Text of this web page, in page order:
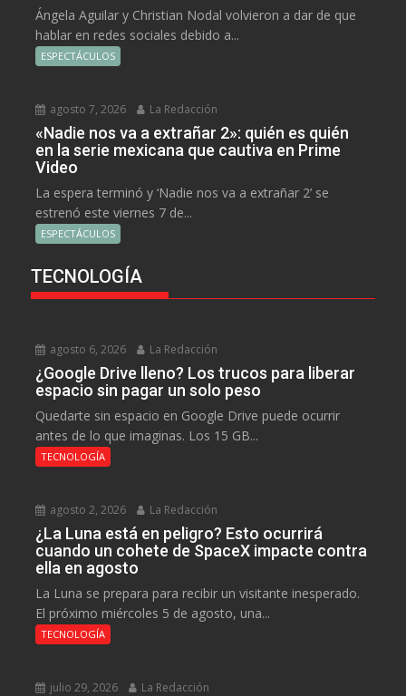
Ángela Aguilar y Christian Nodal volvieron a dar de que
hablar en redes sociales debido a...
ESPECTÁCULOS
agosto 7, 2026 La Redacción
«Nadie nos va a extrañar 2»: quién es quién
en la serie mexicana que cautiva en Prime
Video
La espera terminó y ‘Nadie nos va a extrañar 2’ se
estrenó este viernes 7 de...
ESPECTÁCULOS
TECNOLOGÍA
agosto 6, 2026 La Redacción
¿Google Drive lleno? Los trucos para liberar
espacio sin pagar un solo peso
Quedarte sin espacio en Google Drive puede ocurrir
antes de lo que imaginas. Los 15 GB...
TECNOLOGÍA
agosto 2, 2026 La Redacción
¿La Luna está en peligro? Esto ocurrirá
cuando un cohete de SpaceX impacte contra
ella en agosto
La Luna se prepara para recibir un visitante inesperado.
El próximo miércoles 5 de agosto, una...
TECNOLOGÍA
julio 29, 2026 La Redacción